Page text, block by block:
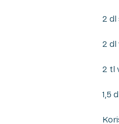
2 dl
2 dl
2 tl
1,5